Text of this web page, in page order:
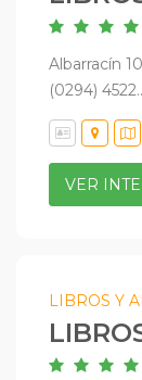
Albarracín
(0294)
VER
LIBROS Y